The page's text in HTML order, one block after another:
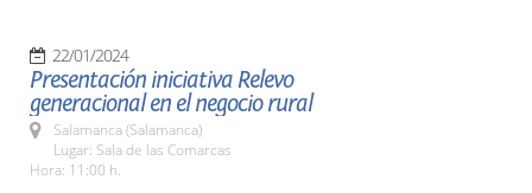
22/01/2024
Presentación iniciativa Relevo
generacional en el negocio rural
Salamanca (Salamanca)
Lugar: Sala de las Comarcas
Hora: 11:00 h.